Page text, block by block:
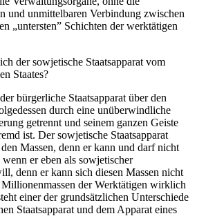
und unmittelbaren Verbindung zwischen
„untersten” Schichten der werktätigen
der sowjetische Staatsapparat vom
Staates?
bürgerliche Staatsapparat über den
durch eine unüberwindliche
getrennt und seinem ganzen Geiste
ist. Der sowjetische Staatsapparat
Massen, denn er kann und darf nicht
er eben als sowjetischer
denn er kann sich diesen Massen nicht
der Werktätigen wirklich
einer der grundsätzlichen Unterschiede
Staatsapparat und dem Apparat eines